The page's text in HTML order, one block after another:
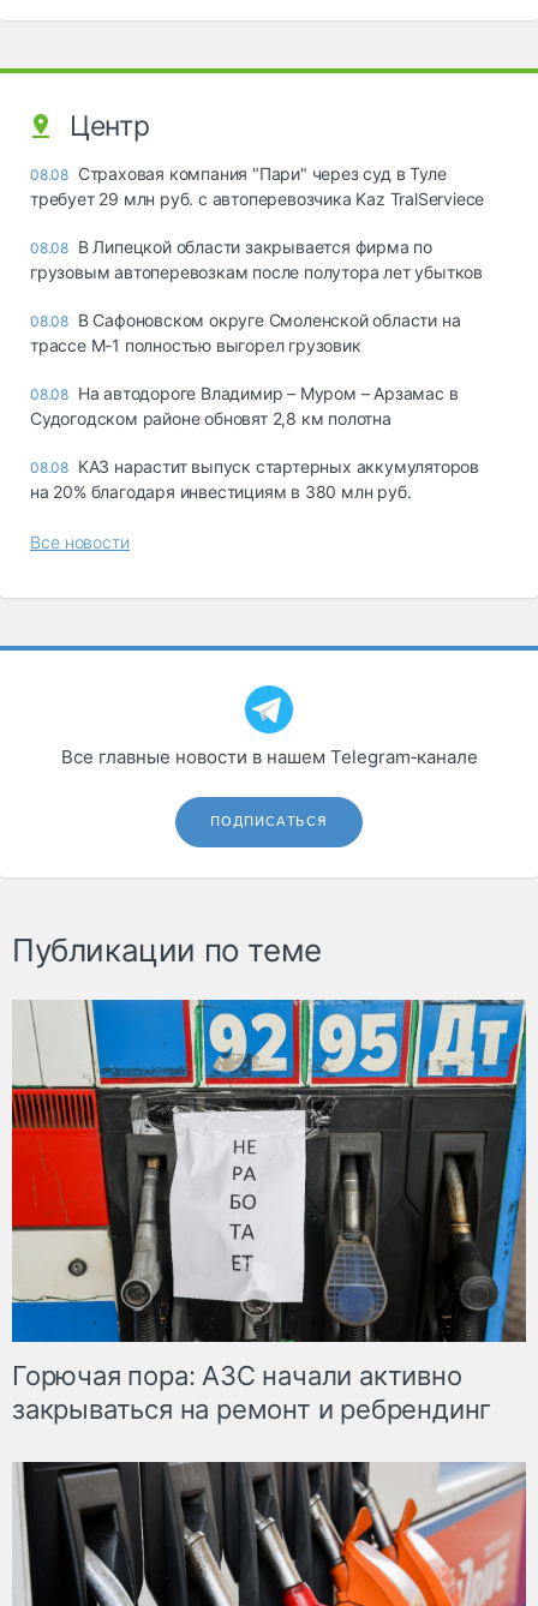
Центр
08.08 Страховая компания "Пари" через суд в Туле
требует 29 млн руб. с автоперевозчика Kaz TralServiece
08.08 В Липецкой области закрывается фирма по
грузовым автоперевозкам после полутора лет убытков
08.08 В Сафоновском округе Смоленской области на
трассе М-1 полностью выгорел грузовик
08.08 На автодороге Владимир – Муром – Арзамас в
Судогодском районе обновят 2,8 км полотна
08.08 КАЗ нарастит выпуск стартерных аккумуляторов
на 20% благодаря инвестициям в 380 млн руб.
Все новости
Все главные новости в нашем Telegram‑канале
ПОДПИСАТЬСЯ
Публикации по теме
Горючая пора: АЗС начали активно
закрываться на ремонт и ребрендинг